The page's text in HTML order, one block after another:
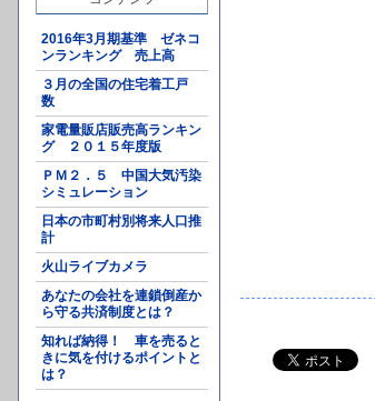
2016年3月期基準 ゼネコ
ンランキング 売上高
３月の全国の住宅着工戸
数
家電量販店販売高ランキン
グ ２０１５年度版
ＰＭ２．５ 中国大気汚染
シミュレーション
日本の市町村別将来人口推
計
火山ライブカメラ
あなたの会社を連鎖倒産か
ら守る共済制度とは？
知れば納得！ 車を売ると
きに気を付けるポイントと
は？